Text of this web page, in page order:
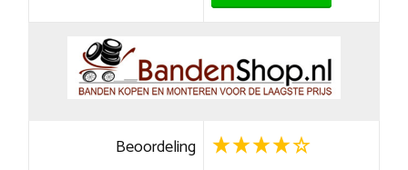
Beoordeling